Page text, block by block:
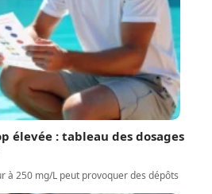
élevée : tableau des dosages
à 250 mg/L peut provoquer des dépôts